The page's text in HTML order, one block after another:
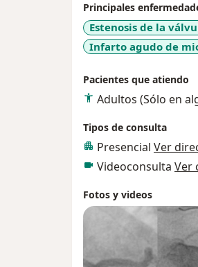
Principales
Estenosis de la
Infarto agudo de
Pacientes que atiendo
Adultos (Sólo en
Tipos de consulta
Presencial Ver
Videoconsulta Ver
Fotos y videos